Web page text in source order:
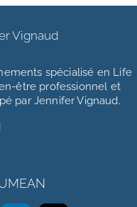
Vignaud
spécialisé en Life
être professionnel et
par Jennifer Vignaud.